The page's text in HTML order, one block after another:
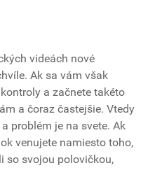
videách nové
Ak sa vám však
a začnete takéto
a čoraz častejšie. Vtedy
problém je na svete. Ak
venujete namiesto toho,
so svojou polovičkou,